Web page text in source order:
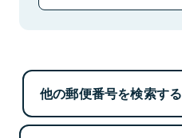
他の郵便番号を検索する